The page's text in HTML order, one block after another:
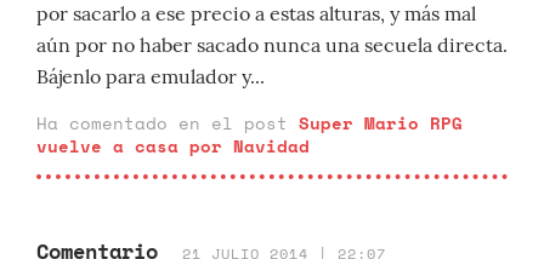
por sacarlo a ese precio a estas alturas, y más mal
aún por no haber sacado nunca una secuela directa.
Bájenlo para emulador y...
Ha comentado en el post Super Mario RPG
vuelve a casa por Navidad
Comentario 21 JULIO 2014 | 22:07